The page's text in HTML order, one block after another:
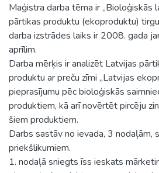
Maģistra darba tēma ir „Bioloģiskās
pārtikas produktu (ekoproduktu)
darba izstrādes laiks ir 2008. gada
aprīlim.
Darba mērķis ir analizēt Latvijas
produktu ar preču zīmi „Latvijas
pieprasījumu pēc bioloģiskās
produktiem, kā arī novērtēt pircēju
šiem produktiem.
Darbs sastāv no ievada, 3 nodaļām,
priekšlikumiem.
1. nodaļā sniegts īss ieskats